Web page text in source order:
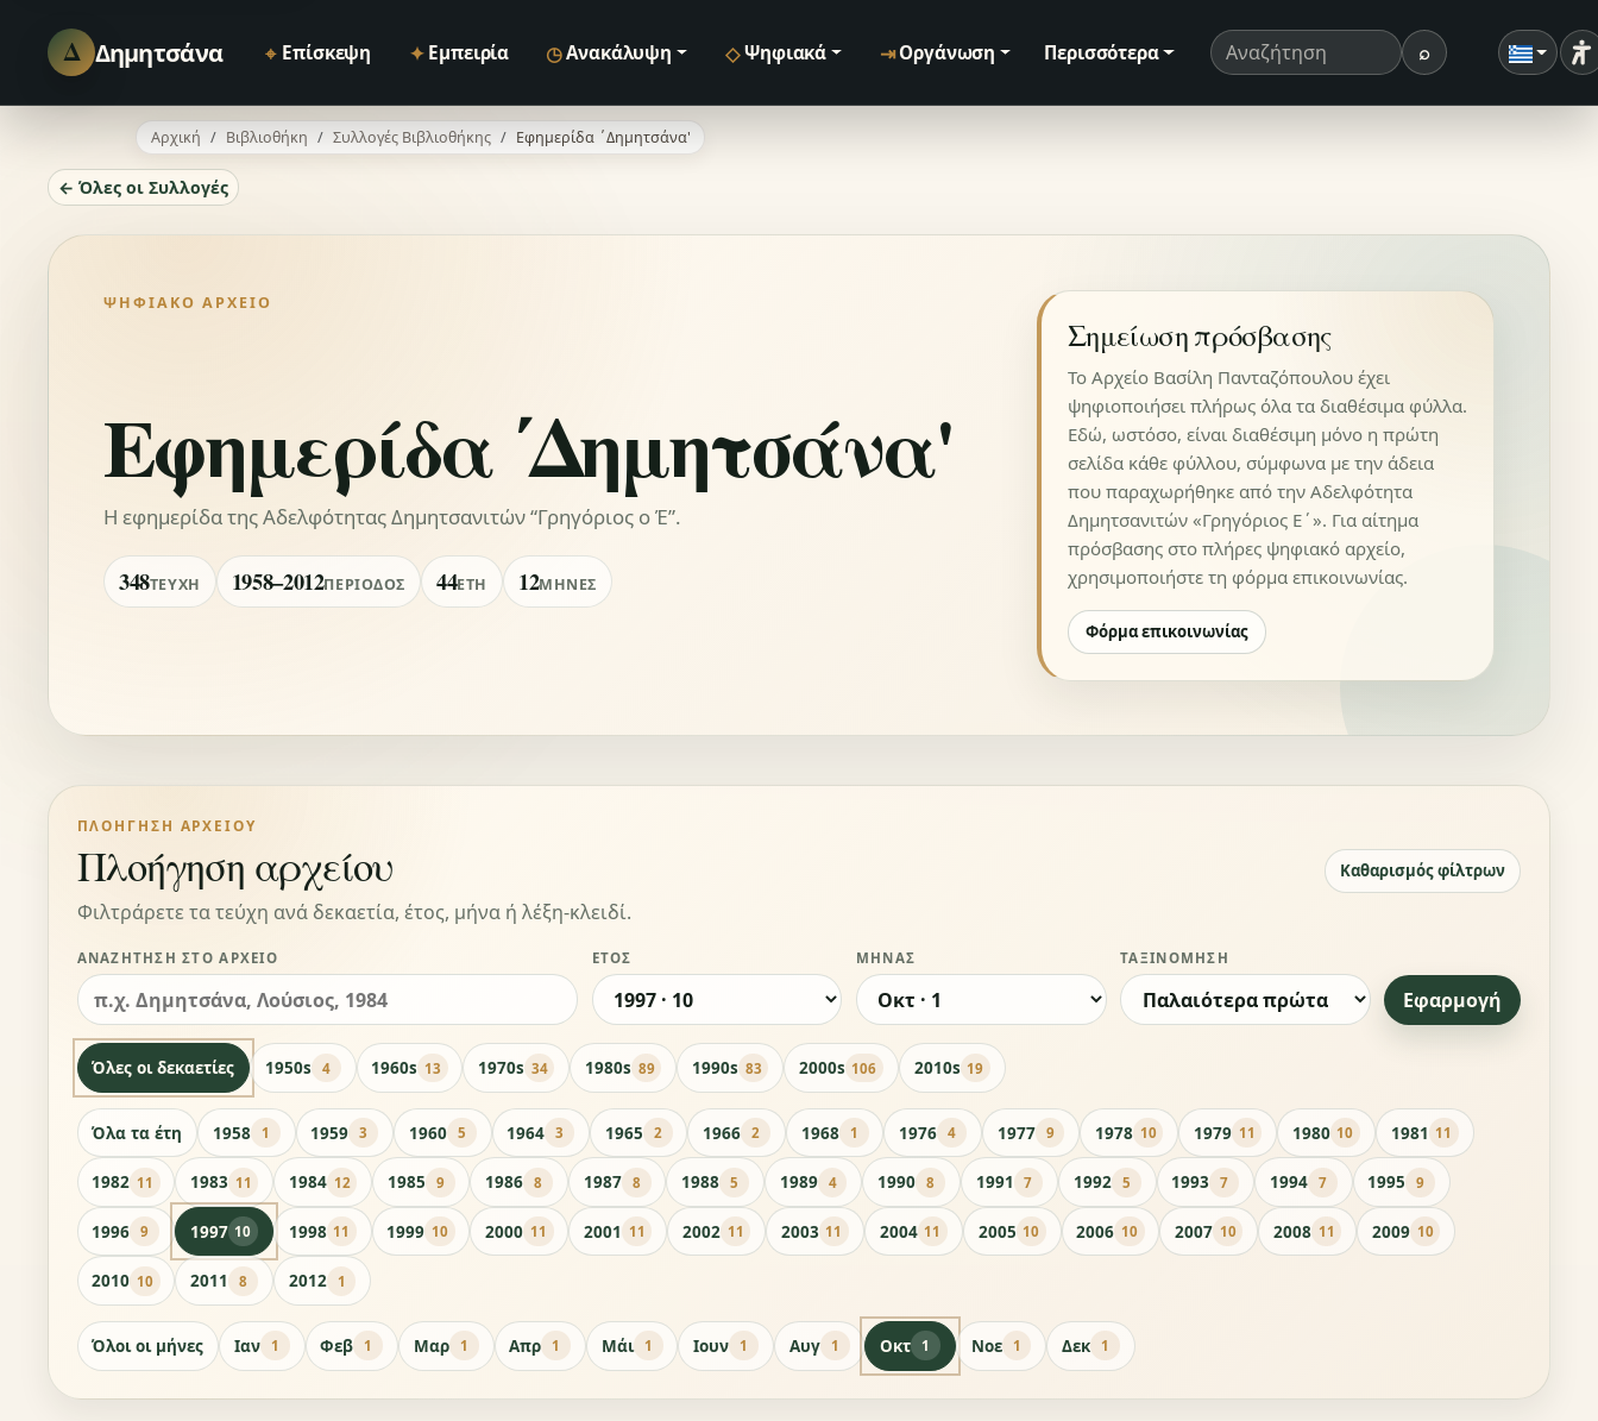
Δ Δημητσάνα ⌖ Επίσκεψη ✦ Εμπειρία ◷Ανακάλυψη ◇ Ψηφιακά ⇥ Οργάνωση Περισσότερα Όρος αναζήτησης ⌕Αναζήτηση
Αρχική Βιβλιοθήκη Συλλογές Βιβλιοθήκης Εφημερίδα ΄Δημητσάνα'
← Όλες οι Συλλογές
ΨΗΦΙΑΚΌ ΑΡΧΕΊΟ
Εφημερίδα ΄Δημητσάνα'
Η εφημερίδα της Αδελφότητας Δημητσανιτών “Γρηγόριος ο Έ”.
348ΤΕΎΧΗ 1958–2012ΠΕΡΊΟΔΟΣ 44ΈΤΗ 12ΜΉΝΕΣ
Σημείωση πρόσβασης
Το Αρχείο Βασίλη Πανταζόπουλου έχει
ψηφιοποιήσει πλήρως όλα τα διαθέσιμα φύλλα.
Εδώ, ωστόσο, είναι διαθέσιμη μόνο η πρώτη
σελίδα κάθε φύλλου, σύμφωνα με την άδεια
που παραχωρήθηκε από την Αδελφότητα
Δημητσανιτών «Γρηγόριος Ε΄». Για αίτημα
πρόσβασης στο πλήρες ψηφιακό αρχείο,
χρησιμοποιήστε τη φόρμα επικοινωνίας.
Φόρμα επικοινωνίας
ΠΛΟΉΓΗΣΗ ΑΡΧΕΊΟΥ
Πλοήγηση αρχείου
Φιλτράρετε τα τεύχη ανά δεκαετία, έτος, μήνα ή λέξη-κλειδί.
Καθαρισμός φίλτρων
ΑΝΑΖΉΤΗΣΗ ΣΤΟ ΑΡΧΕΊΟ ΈΤΟΣ ΜΉΝΑΣ ΤΑΞΙΝΌΜΗΣΗ
Εφαρμογή
Όλες οι δεκαετίες 1950s 4 1960s 13 1970s 34 1980s 89 1990s 83 2000s 106 2010s 19
Όλα τα έτη 1958 1 1959 3 1960 5 1964 3 1965 2 1966 2 1968 1 1976 4 1977 9 1978 10 1979 11 1980 10 1981 11
1982 11 1983 11 1984 12 1985 9 1986 8 1987 8 1988 5 1989 4 1990 8 1991 7 1992 5 1993 7 1994 7 1995 9
1996 9 1997 10 1998 11 1999 10 2000 11 2001 11 2002 11 2003 11 2004 11 2005 10 2006 10 2007 10 2008 11 2009 10
2010 10 2011 8 2012 1
Όλοι οι μήνες Ιαν 1 Φεβ 1 Μαρ 1 Απρ 1 Μάι 1 Ιουν 1 Αυγ 1 Οκτ 1 Νοε 1 Δεκ 1